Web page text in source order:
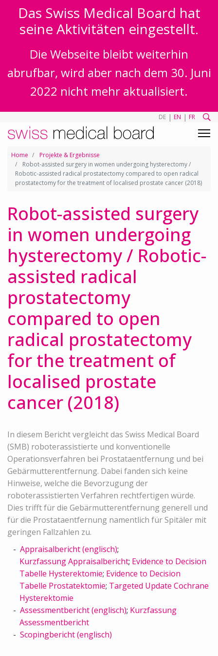
Das Swiss Medical Board hat
seine Aktivitäten eingestellt.
Die Webseite bleibt weiterhin
abrufbar, wird aber nach dem 30. Juni
2022 nicht mehr aktualisiert.
DE | EN | FR
Home
Projekte & Ergebnisse
Robot-assisted surgery in women undergoing hysterectomy /
Robotic-assisted radical prostatectomy compared to open radical
prostatectomy for the treatment of localised prostate cancer (2018)
Robot-assisted surgery
in women undergoing
hysterectomy / Robotic-
assisted radical
prostatectomy
compared to open
radical prostatectomy
for the treatment of
localised prostate
cancer (2018)
In diesem Bericht vergleicht das Swiss Medical Board
(SMB) roboterassistierte und konventionelle
Operationsverfahren bei Prostataentfernung und bei
Gebärmutterentfernung. Dabei fanden sich keine
Hinweise, welche die Bevorzugung der
roboterassistierten Verfahren rechtfertigen würde.
Dies trifft für die Gebärmutterentfernung generell und
für die Prostataentfernung namentlich für Spitäler mit
geringen Fallzahlen zu.
Appraisalbericht (englisch);
Kurzfassung Appraisalbericht; Evidence to Decision
Tabelle Hysterektomie; Evidence to Decision
Tabelle Prostatektomie; Targeted Update Cochrane
Hysterektomie
Assessmentbericht (englisch); Kurzfassung
Assessmentbericht
Scopingbericht (englisch)